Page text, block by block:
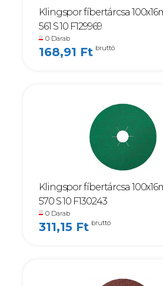
Klingspor fíbertárcsa
561 S 10 F129969
0 Darab
168,91 Ft bruttó
Klingspor fíbertárcsa
570 S 10 F130243
0 Darab
311,15 Ft bruttó